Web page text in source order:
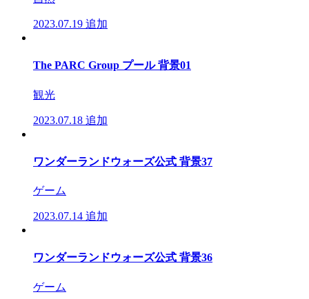
2023.07.19 追加
The PARC Group プール 背景01
観光
2023.07.18 追加
ワンダーランドウォーズ公式 背景37
ゲーム
2023.07.14 追加
ワンダーランドウォーズ公式 背景36
ゲーム